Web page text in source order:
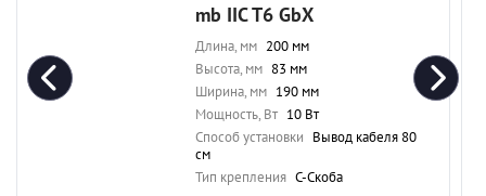
mb IIC T6 GbX
Длина, мм 200 мм
Высота, мм 83 мм
Ширина, мм 190 мм
Мощность, Вт 10 Вт
Способ установки Вывод кабеля 80
см
Тип крепления С-Скоба